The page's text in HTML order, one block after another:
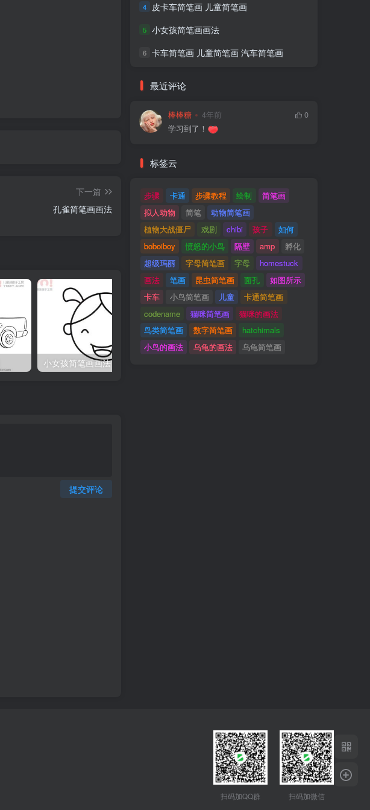
下一篇
孔雀简笔画画法
小女孩简笔画画法
提交评论
4 皮卡车简笔画 儿童简笔画
5 小女孩简笔画画法
6 卡车简笔画 儿童简笔画 汽车简笔画
最近评论
棒棒糖 4年前
0
学习到了！
标签云
步骤 卡通 步骤教程 绘制
简笔画
拟人动物
简笔
动物简笔画
植物大战僵尸
戏剧 chibi 孩子
如何
boboiboy
愤怒的小鸟 隔壁 amp
孵化
超级玛丽
字母简笔画 字母
homestuck
画法
笔画 昆虫简笔画 面孔
如图所示
卡车
小鸟简笔画 儿童
卡通简笔画
codename
猫咪简笔画
猫咪的画法
鸟类简笔画
数字简笔画
hatchimals
小鸟的画法
乌龟的画法 乌龟简笔画
扫码加QQ群 扫码加微信